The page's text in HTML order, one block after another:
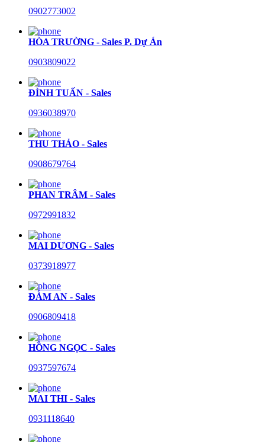
0902773002
HÒA TRƯỜNG - Sales P. Dự Án
0903809022
ĐÌNH TUẤN - Sales
0936038970
THU THẢO - Sales
0908679764
PHAN TRÂM - Sales
0972991832
MAI DƯƠNG - Sales
0373918977
ĐÀM AN - Sales
0906809418
HỒNG NGỌC - Sales
0937597674
MAI THI - Sales
0931118640